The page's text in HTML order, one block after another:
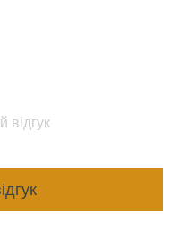
відгук